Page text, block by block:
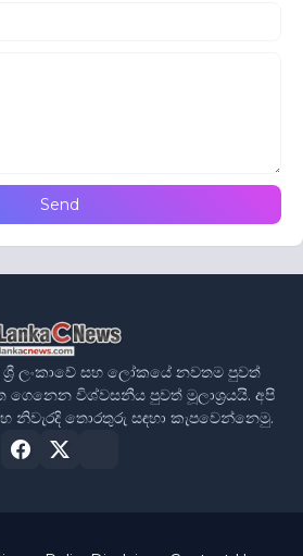
ශ්‍රී ලංකාවේ සහ ලෝකයේ නවතම පුවත්
ගෙනෙන විශ්වසනීය පුවත් මූලාශ්‍රයයි. අපි
නිවැරදි තොරතුරු සඳහා කැපවෙන්නෙමු.